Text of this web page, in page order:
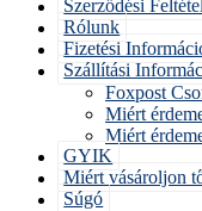
Szerződési
Rólunk
Fizetési
Szállítási
Foxpost
Miért
Miért
GYIK
Miért vásároljon
Súgó